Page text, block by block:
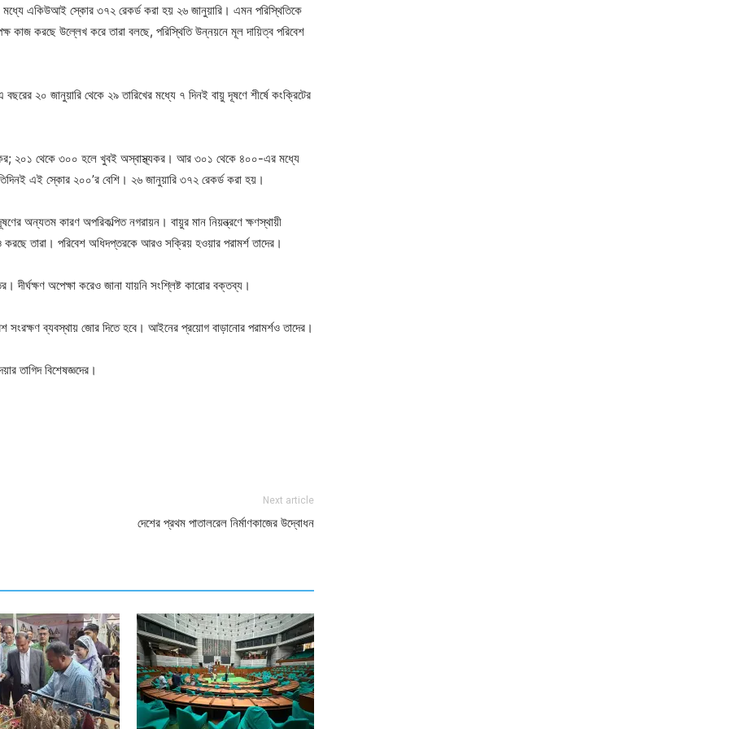
মধ্যে একিউআই স্কোর ৩৭২ রেকর্ড করা হয় ২৬ জানুয়ারি। এমন পরিস্থিতিকে
কাজ করছে উল্লেখ করে তারা বলছে, পরিস্থিতি উন্নয়নে মূল দায়িত্ব পরিবেশ
২০ জানুয়ারি থেকে ২৯ তারিখের মধ্যে ৭ দিনই বায়ু দূষণে শীর্ষে কংক্রিটের
২০১ থেকে ৩০০ হলে খুবই অস্বাস্থ্যকর। আর ৩০১ থেকে ৪০০-এর মধ্যে
এই স্কোর ২০০’র বেশি। ২৬ জানুয়ারি ৩৭২ রেকর্ড করা হয়।
অন্যতম কারণ অপরিকল্পিত নগরায়ন। বায়ুর মান নিয়ন্ত্রণে ক্ষণস্থায়ী
করছে তারা। পরিবেশ অধিদপ্তরকে আরও সক্রিয় হওয়ার পরামর্শ তাদের।
দীর্ঘক্ষণ অপেক্ষা করেও জানা যায়নি সংশ্লিষ্ট কারোর বক্তব্য।
সংরক্ষণ ব্যবস্থায় জোর দিতে হবে। আইনের প্রয়োগ বাড়ানোর পরামর্শও তাদের।
তাগিদ বিশেষজ্ঞদের।
Next article
দেশের প্রথম পাতালরেল নির্মাণকাজের উদ্বোধন